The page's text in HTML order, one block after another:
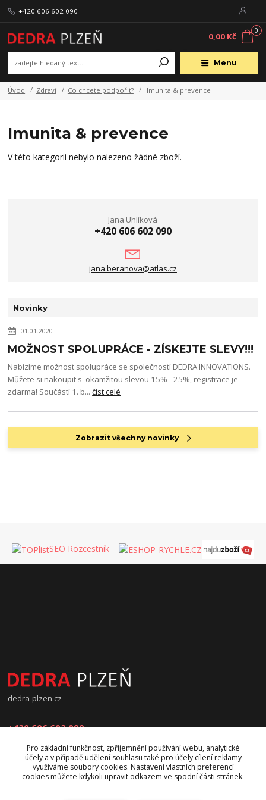
Menu
+420 606 602 090
0
0,00 Kč
Úvod Zdraví Co chcete podpořit? Imunita & prevence
Imunita & prevence
V této kategorii nebylo nalezeno žádné zboží.
Jana Uhlíková
+420 606 602 090
jana.beranova@atlas.cz
Novinky
01.01.2020
MOŽNOST SPOLUPRÁCE - ZÍSKEJTE SLEVY!!!
Nabízíme možnost spolupráce se společností DEDRA INNOVATIONS.
Můžete si nakoupit s okamžitou slevou 15% - 25%, registrace je
zdarma! Součástí 1. b...číst celé
Zobrazit všechny novinky
SEO Rozcestník
dedra-plzen.cz
+420 606 602 090
jana.beranova@atlas.cz
Pro základní funkčnost, zpříjemnění používání webu, analytické
účely a v případě udělení souhlasu také pro účely cílení reklamy
využíváme soubory cookies. Nastavení vlastních preferencí
cookies můžete kdykoli upravit odkazem ve spodní části stránek.